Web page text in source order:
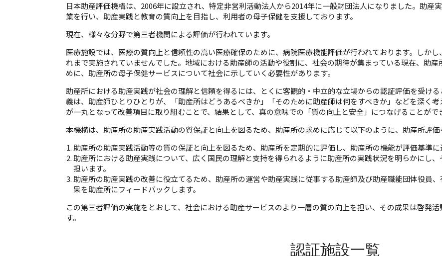
日本助産評価機構は、2006年に設立され、特定非営利活動法人から2014年に一般財団法人になりました。助産
業を行い、助産実践と教育の質向上を目指し、利用者の母子保健を支援しております。
現在、様々な分野で第三者機関による評価が行われています。
医療施設では、医療の質向上と信頼性の高い医療確保のために、病院医療機能評価が行われております。しか
れまで実施されていませんでした。地域における助産師の活動や役割に、社会の期待が集まっている現在、助
めに、助産所の母子保健サービスについて社会に示していく必要性があります。
助産所における助産実践が社会の理解と信頼を得るには、とくに客観的・中立的な立場からの認証評価を受け
義は、助産師ひとりひとりが、「助産所はどうあるべきか」「そのために助産師は何をすべきか」などを深く
が一丸となって改善項目に取り組むことで、結果として、真の意味での「質の向上と安全」につなげることがで
本機構は、助産所の助産実践活動の質保証と向上を図るため、助産所の求めに応じて以下のように、助産所評価
助産所の助産実践活動等の質の保証と向上を図るため、助産所を定期的に評価し、助産所の機能が評価基準に
助産所における助産実践について、広く国民の理解と支持を得られるように助産所の実践状況を明らかにし
担います。
助産所の助産実践の改善に役立てるため、助産所の運営や助産実践に従事する助産師及び助産職能団体役員
果を助産所にフィードバックします。
この第三者評価の実施をとおして、社会における助産サービスのより一層の質の向上を担い、その成果は啓発
す。
認証施設一覧